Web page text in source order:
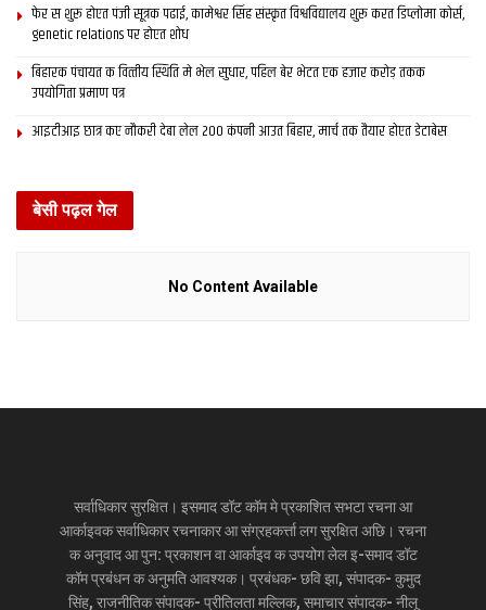
फेर स शुरू होएत पंजी सूत्रक पढाई, कामेश्वर सिंह संस्कृत विश्वविद्यालय शुरू करत डिप्लोमा कोर्स,
genetic relations पर होएत शोध
बिहारक पंचायत क वित्‍तीय स्थिति मे भेल सुधार, पहिल बेर भेटत एक हजार करोड़ तकक
उपयोगिता प्रमाण पत्र
आइटीआइ छात्र कए नौकरी देबा लेल 200 कंपनी आउत बिहार, मार्च तक तैयार होएत डेटाबेस
बेसी पढ़ल गेल
No Content Available
सर्वाधिकार सुरक्षित। इसमाद डॉट कॉम मे प्रकाशित सभटा रचना आ
आर्काइवक सर्वाधिकार रचनाकार आ संग्रहकर्त्ता लग सुरक्षित अछि। रचना
क अनुवाद आ पुन: प्रकाशन वा आर्काइव क उपयोग लेल इ-समाद डॉट
कॉम प्रबंधन क अनुमति आवश्यक। प्रबंधक- छवि झा, संपादक- कुमुद
सिंह, राजनीतिक संपादक- प्रीतिलता मल्लिक, समाचार संपादक- नीलू